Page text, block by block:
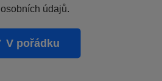
údajů.
V pořádku